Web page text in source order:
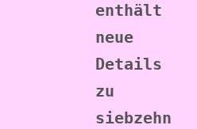
enthält
neue
Details
zu
siebzehn